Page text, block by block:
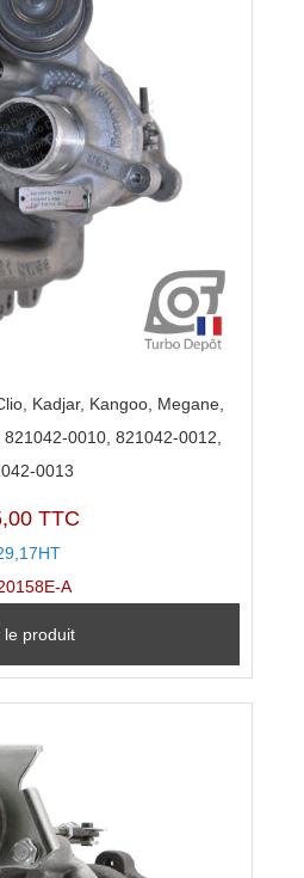
Kadjar, Kangoo, Megane,
0010, 821042-0012,
0013
TTC
A
le produit